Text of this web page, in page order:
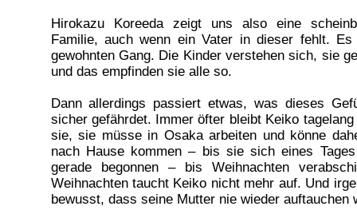
Hirokazu Koreeda zeigt uns also eine
Familie, auch wenn ein Vater in dieser fehlt.
gewohnten Gang. Die Kinder verstehen sich, sie
und das empfinden sie alle so.
Dann allerdings passiert etwas, was dieses
sicher gefährdet. Immer öfter bleibt Keiko
sie, sie müsse in Osaka arbeiten und könne
nach Hause kommen – bis sie sich eines
gerade begonnen – bis Weihnachten
Weihnachten taucht Keiko nicht mehr auf. Und
bewusst, dass seine Mutter nie wieder auftauchen